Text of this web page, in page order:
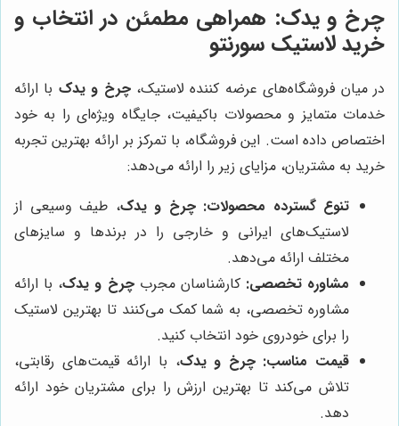
چرخ و یدک: همراهی مطمئن در انتخاب و
خرید لاستیک سورنتو
در میان فروشگاه‌های عرضه کننده لاستیک،چرخ و یدک با ارائه
خدمات متمایز و محصولات باکیفیت، جایگاه ویژه‌ای را به خود
اختصاص داده است. این فروشگاه، با تمرکز بر ارائه بهترین تجربه
خرید به مشتریان، مزایای زیر را ارائه می‌دهد:
تنوع گسترده محصولات: چرخ و یدک، طیف وسیعی از
لاستیک‌های ایرانی و خارجی را در برندها و سایزهای
مختلف ارائه می‌دهد.
مشاوره تخصصی: کارشناسان مجربچرخ و یدک، با ارائه
مشاوره تخصصی، به شما کمک می‌کنند تا بهترین لاستیک
را برای خودروی خود انتخاب کنید.
قیمت مناسب: چرخ و یدک، با ارائه قیمت‌های رقابتی،
تلاش می‌کند تا بهترین ارزش را برای مشتریان خود ارائه
دهد.